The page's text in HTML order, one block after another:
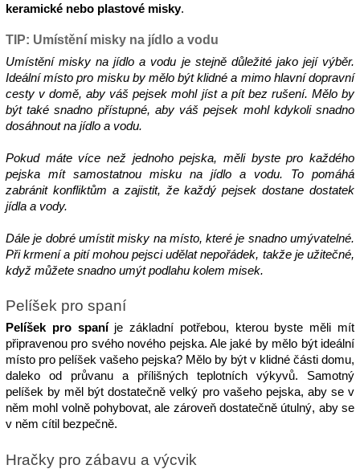
keramické nebo plastové misky.
TIP: Umístění misky na jídlo a vodu
Umístění misky na jídlo a vodu je stejně důležité jako její výběr.
Ideální místo pro misku by mělo být klidné a mimo hlavní dopravní
cesty v domě, aby váš pejsek mohl jíst a pít bez rušení. Mělo by
být také snadno přístupné, aby váš pejsek mohl kdykoli snadno
dosáhnout na jídlo a vodu.
Pokud máte více než jednoho pejska, měli byste pro každého
pejska mít samostatnou misku na jídlo a vodu. To pomáhá
zabránit konfliktům a zajistit, že každý pejsek dostane dostatek
jídla a vody.
Dále je dobré umístit misky na místo, které je snadno umývatelné.
Při krmení a pití mohou pejsci udělat nepořádek, takže je užitečné,
když můžete snadno umýt podlahu kolem misek.
Pelíšek pro spaní
Pelíšek pro spaní je základní potřebou, kterou byste měli mít
připravenou pro svého nového pejska. Ale jaké by mělo být ideální
místo pro pelíšek vašeho pejska? Mělo by být v klidné části domu,
daleko od průvanu a přílišných teplotních výkyvů. Samotný
pelíšek by měl být dostatečně velký pro vašeho pejska, aby se v
něm mohl volně pohybovat, ale zároveň dostatečně útulný, aby se
v něm cítil bezpečně.
Hračky pro zábavu a výcvik